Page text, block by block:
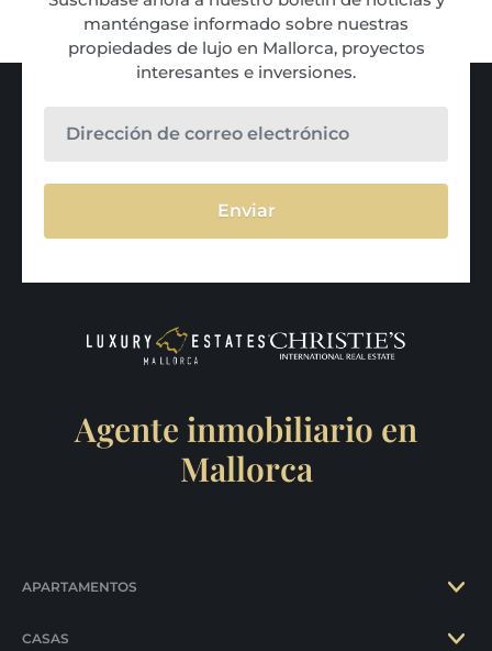
manténgase informado sobre nuestras
propiedades de lujo en Mallorca, proyectos
interesantes e inversiones.
Enviar
Agente inmobiliario en
Mallorca
APARTAMENTOS
CASAS